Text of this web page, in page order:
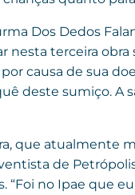
Dos Dedos
nesta terceira
causa de sua
deste sumiço. A
que atualmente
de
“Foi no Ipae que